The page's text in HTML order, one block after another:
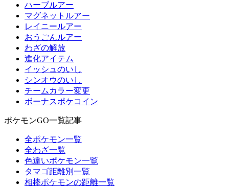
ハーブルアー
マグネットルアー
レイニールアー
おうごんルアー
わざの解放
進化アイテム
イッシュのいし
シンオウのいし
チームカラー変更
ボーナスポケコイン
ポケモンGO一覧記事
全ポケモン一覧
全わざ一覧
色違いポケモン一覧
タマゴ距離別一覧
相棒ポケモンの距離一覧